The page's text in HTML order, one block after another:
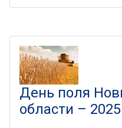
День поля
области – 2025